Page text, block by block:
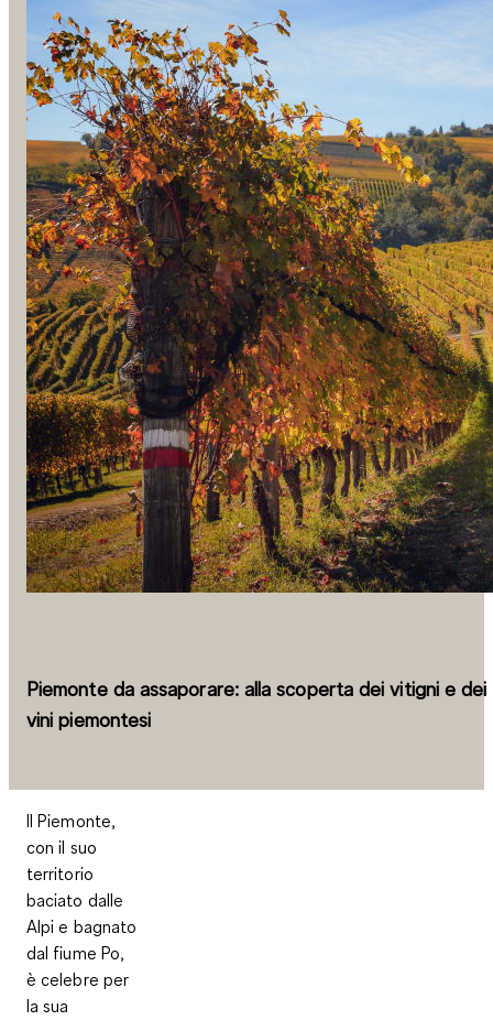
Piemonte da assaporare: alla scoperta dei vitigni e dei
vini piemontesi
Il Piemonte,
con il suo
territorio
baciato dalle
Alpi e bagnato
dal fiume Po,
è celebre per
la sua